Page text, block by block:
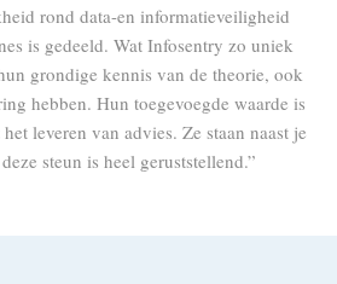
rond data-en informatieveiligheid
is gedeeld. Wat Infosentry zo uniek
grondige kennis van de theorie, ook
hebben. Hun toegevoegde waarde is
leveren van advies. Ze staan naast je
steun is heel geruststellend.”